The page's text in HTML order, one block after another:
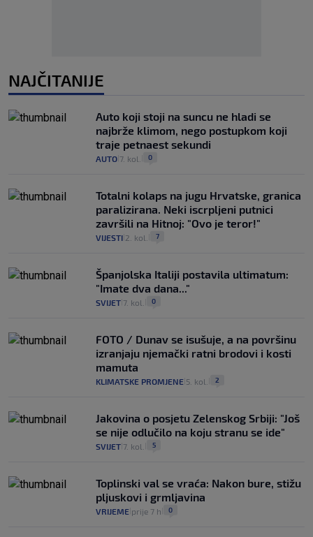
NAJČITANIJE
Auto koji stoji na suncu ne hladi se
najbrže klimom, nego postupkom koji
traje petnaest sekundi
AUTO 7. kol. 0
Totalni kolaps na jugu Hrvatske, granica
paralizirana. Neki iscrpljeni putnici
završili na Hitnoj: "Ovo je teror!"
VIJESTI 2. kol. 7
Španjolska Italiji postavila ultimatum:
"Imate dva dana..."
SVIJET 7. kol. 0
FOTO / Dunav se isušuje, a na površinu
izranjaju njemački ratni brodovi i kosti
mamuta
KLIMATSKE PROMJENE 5. kol. 2
Jakovina o posjetu Zelenskog Srbiji: "Još
se nije odlučilo na koju stranu se ide"
SVIJET 7. kol. 5
Toplinski val se vraća: Nakon bure, stižu
pljuskovi i grmljavina
VRIJEME prije 7 h 0